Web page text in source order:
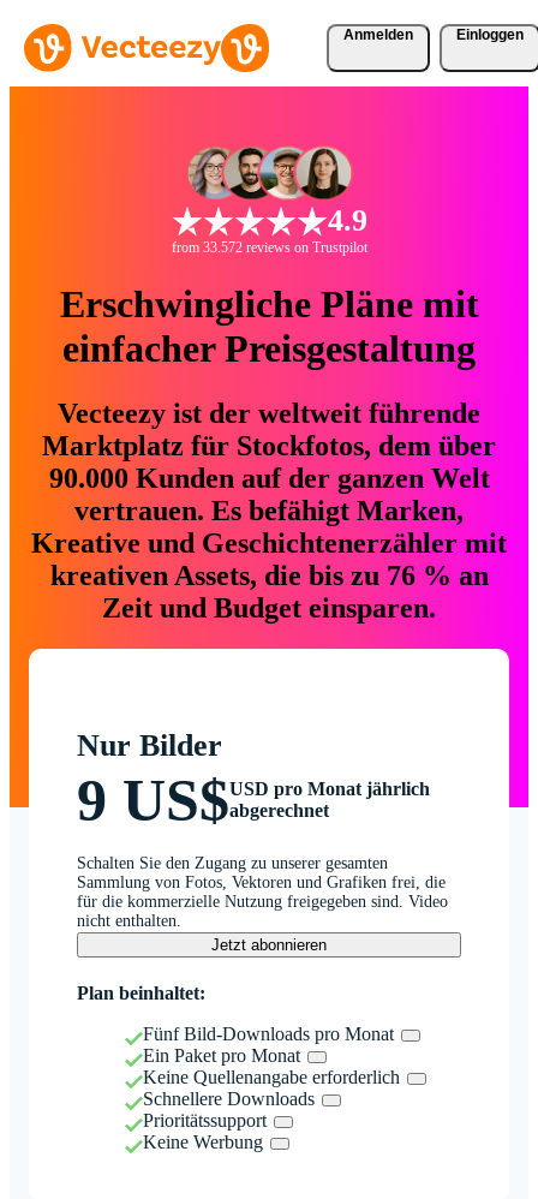
Anmelden Einloggen
4.9
from 33.572 reviews on Trustpilot
Erschwingliche Pläne mit
einfacher Preisgestaltung
Vecteezy ist der weltweit führende
Marktplatz für Stockfotos, dem über
90.000 Kunden auf der ganzen Welt
vertrauen. Es befähigt Marken,
Kreative und Geschichtenerzähler mit
kreativen Assets, die bis zu 76 % an
Zeit und Budget einsparen.
Nur Bilder
9 US$USD pro Monat jährlich
abgerechnet
Schalten Sie den Zugang zu unserer gesamten
Sammlung von Fotos, Vektoren und Grafiken frei, die
für die kommerzielle Nutzung freigegeben sind. Video
nicht enthalten.
Jetzt abonnieren
Plan beinhaltet:
Fünf Bild-Downloads pro Monat
Ein Paket pro Monat
Keine Quellenangabe erforderlich
Schnellere Downloads
Prioritätssupport
Keine Werbung